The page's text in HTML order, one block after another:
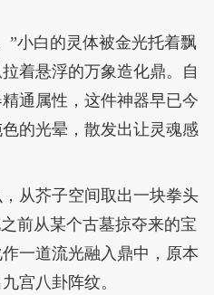
小白的灵体被金光托着飘
着悬浮的万象造化鼎。自
通属性，这件神器早已今
的光晕，散发出让灵魂感
从芥子空间取出一块拳头
前从某个古墓掠夺来的宝
一道流光融入鼎中，原本
宫八卦阵纹。